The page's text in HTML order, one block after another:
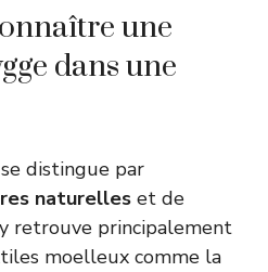
une
dans une
distingue par
naturelles et de
retrouve principalement
moelleux comme la